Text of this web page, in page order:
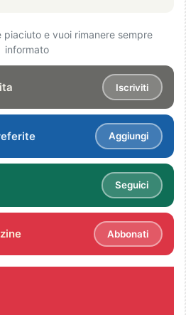
piaciuto e vuoi rimanere sempre
informato
Iscriviti
Aggiungi
Seguici
Abbonati